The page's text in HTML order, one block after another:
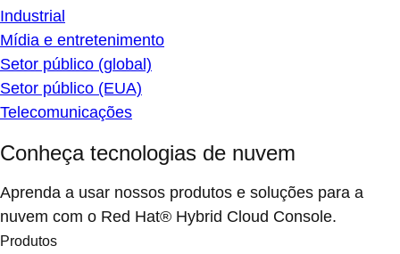
Industrial
Mídia e entretenimento
Setor público (global)
Setor público (EUA)
Telecomunicações
Conheça tecnologias de nuvem
Aprenda a usar nossos produtos e soluções para a
nuvem com o Red Hat® Hybrid Cloud Console.
Produtos